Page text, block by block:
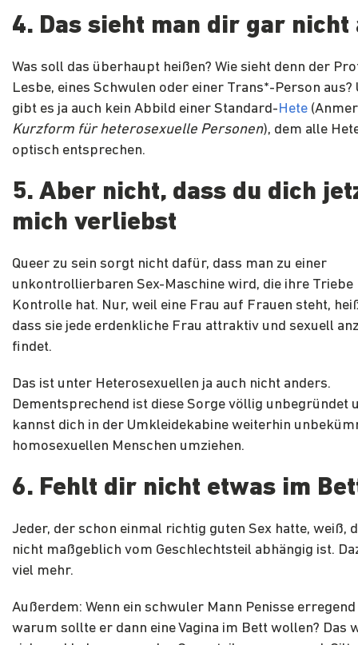
4. Das sieht man dir gar nicht
Was soll das überhaupt heißen? Wie sieht denn der
Lesbe, eines Schwulen oder einer Trans*-Person
gibt es ja auch kein Abbild einer Standard-Hete
Kurzform für heterosexuelle Personen), dem alle
optisch entsprechen.
5. Aber nicht, dass du dich
mich verliebst
Queer zu sein sorgt nicht dafür, dass man zu einer
unkontrollierbaren Sex-Maschine wird, die ihre Triebe
Kontrolle hat. Nur, weil eine Frau auf Frauen steht,
dass sie jede erdenkliche Frau attraktiv und sexuell
findet.
Das ist unter Heterosexuellen ja auch nicht anders.
Dementsprechend ist diese Sorge völlig unbegründet
kannst dich in der Umkleidekabine weiterhin
homosexuellen Menschen umziehen.
6. Fehlt dir nicht etwas im
Jeder, der schon einmal richtig guten Sex hatte, weiß,
nicht maßgeblich vom Geschlechtsteil abhängig ist.
viel mehr.
Außerdem: Wenn ein schwuler Mann Penisse
warum sollte er dann eine Vagina im Bett wollen? Das